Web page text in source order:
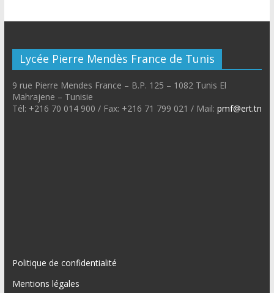
Lycée Pierre Mendès France de Tunis
9 rue Pierre Mendes France – B.P. 125 – 1082 Tunis El
Mahrajene – Tunisie
Tél: +216 70 014 900 / Fax: +216 71 799 021 / Mail: pmf@ert.tn
Politique de confidentialité
Mentions légales